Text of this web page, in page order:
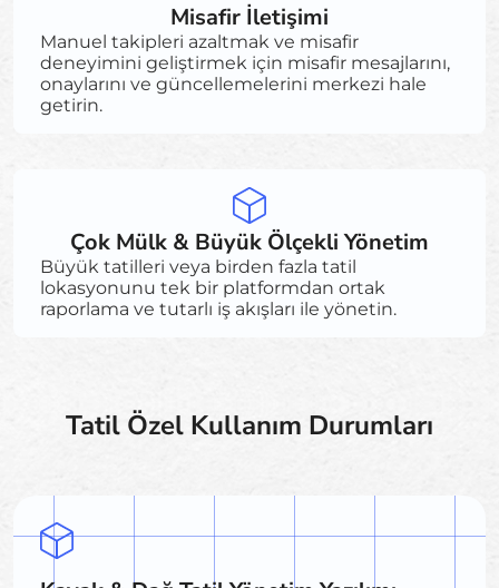
Misafir İletişimi
Manuel takipleri azaltmak ve misafir
deneyimini geliştirmek için misafir mesajlarını,
onaylarını ve güncellemelerini merkezi hale
getirin.
Çok Mülk & Büyük Ölçekli Yönetim
Büyük tatilleri veya birden fazla tatil
lokasyonunu tek bir platformdan ortak
raporlama ve tutarlı iş akışları ile yönetin.
Tatil Özel Kullanım Durumları